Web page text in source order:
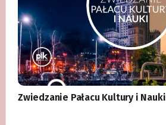
Zwiedzanie Pałacu Kultury i Nauki